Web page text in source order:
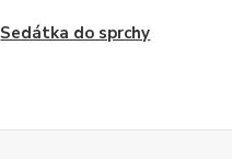
Sedátka do sprchy